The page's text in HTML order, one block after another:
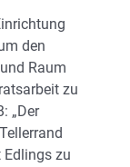
den
Raum
zu
„Der
zu